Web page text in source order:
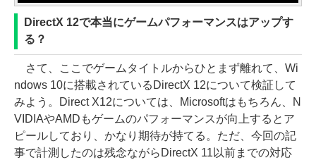
DirectX 12で本当にゲームパフォーマンスはアップす
る？
さて、ここでゲームタイトルからひとまず離れて、Wi
ndows 10に搭載されているDirectX 12について検証して
みよう。Direct X12については、Microsoftはもちろん、N
VIDIAやAMDもゲームのパフォーマンスが向上するとア
ピールしており、かなり期待が持てる。ただ、今回の記
事で計測したのは残念ながらDirectX 11以前までの対応